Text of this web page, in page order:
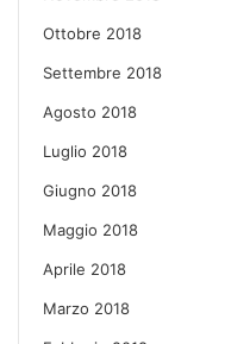
Ottobre 2018
Settembre 2018
Agosto 2018
Luglio 2018
Giugno 2018
Maggio 2018
Aprile 2018
Marzo 2018